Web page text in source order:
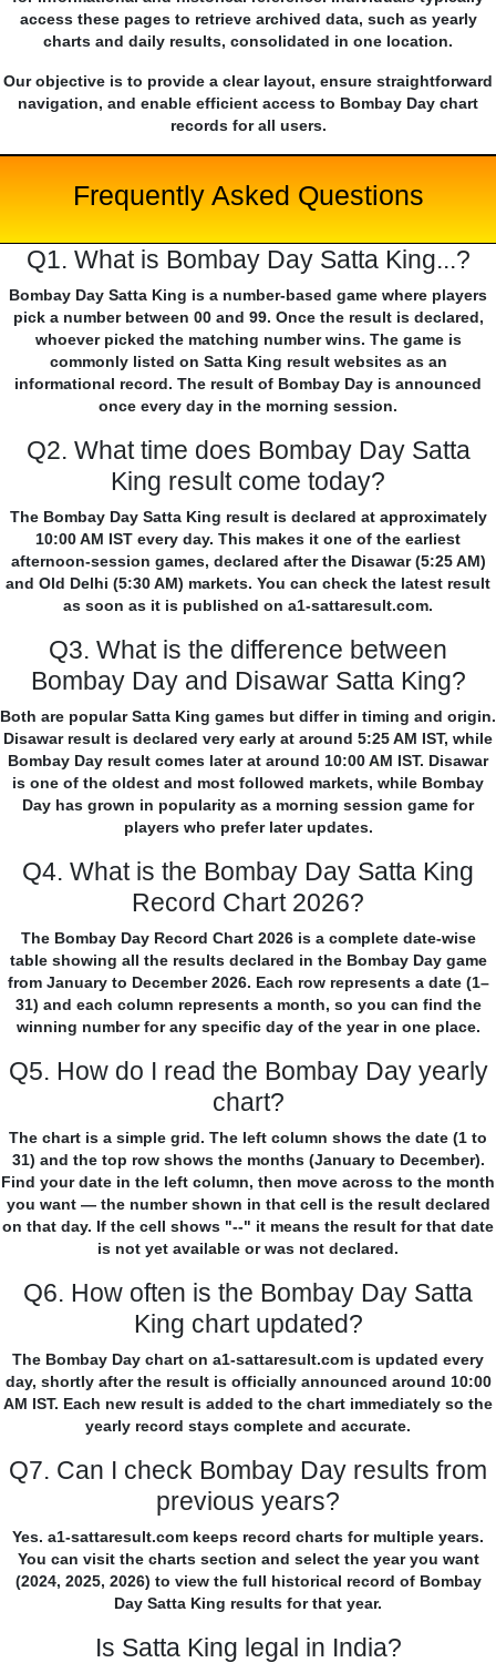
access these pages to retrieve archived data, such as yearly
charts and daily results, consolidated in one location.
Our objective is to provide a clear layout, ensure straightforward
navigation, and enable efficient access to Bombay Day chart
records for all users.
Frequently Asked Questions
Q1. What is Bombay Day Satta King...?
Bombay Day Satta King is a number-based game where players
pick a number between 00 and 99. Once the result is declared,
whoever picked the matching number wins. The game is
commonly listed on Satta King result websites as an
informational record. The result of Bombay Day is announced
once every day in the morning session.
Q2. What time does Bombay Day Satta
King result come today?
The Bombay Day Satta King result is declared at approximately
10:00 AM IST every day. This makes it one of the earliest
afternoon-session games, declared after the Disawar (5:25 AM)
and Old Delhi (5:30 AM) markets. You can check the latest result
as soon as it is published on a1-sattaresult.com.
Q3. What is the difference between
Bombay Day and Disawar Satta King?
Both are popular Satta King games but differ in timing and origin.
Disawar result is declared very early at around 5:25 AM IST, while
Bombay Day result comes later at around 10:00 AM IST. Disawar
is one of the oldest and most followed markets, while Bombay
Day has grown in popularity as a morning session game for
players who prefer later updates.
Q4. What is the Bombay Day Satta King
Record Chart 2026?
The Bombay Day Record Chart 2026 is a complete date-wise
table showing all the results declared in the Bombay Day game
from January to December 2026. Each row represents a date (1–
31) and each column represents a month, so you can find the
winning number for any specific day of the year in one place.
Q5. How do I read the Bombay Day yearly
chart?
The chart is a simple grid. The left column shows the date (1 to
31) and the top row shows the months (January to December).
Find your date in the left column, then move across to the month
you want — the number shown in that cell is the result declared
on that day. If the cell shows "--" it means the result for that date
is not yet available or was not declared.
Q6. How often is the Bombay Day Satta
King chart updated?
The Bombay Day chart on a1-sattaresult.com is updated every
day, shortly after the result is officially announced around 10:00
AM IST. Each new result is added to the chart immediately so the
yearly record stays complete and accurate.
Q7. Can I check Bombay Day results from
previous years?
Yes. a1-sattaresult.com keeps record charts for multiple years.
You can visit the charts section and select the year you want
(2024, 2025, 2026) to view the full historical record of Bombay
Day Satta King results for that year.
Is Satta King legal in India?